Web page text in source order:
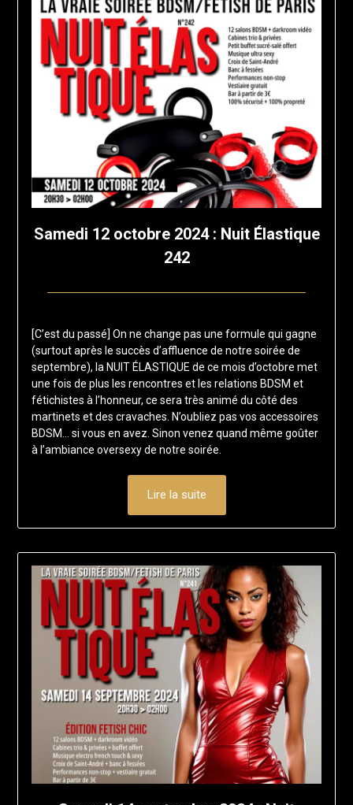
Samedi 12 octobre 2024 : Nuit Élastique
242
4
septembre
2024
loup
[C’est du passé] On ne change pas une formule qui gagne
(surtout après le succès d’affluence de notre soirée de
septembre), la NUIT ÉLASTIQUE de ce mois d’octobre met
une fois de plus les rencontres et les relations BDSM et
fétichistes à l’honneur, ce sera très animé du côté des
martinets et des cravaches. N’oubliez pas vos accessoires
BDSM… si vous en avez. Sinon venez quand même goûter
à l’ambiance oversexy de notre soirée.
Lire la suite